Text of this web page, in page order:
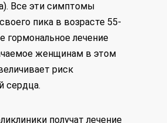
Все эти симптомы
пика в возрасте 55-
гормональное лечение
женщинам в этом
риск
сердца.
получат лечение